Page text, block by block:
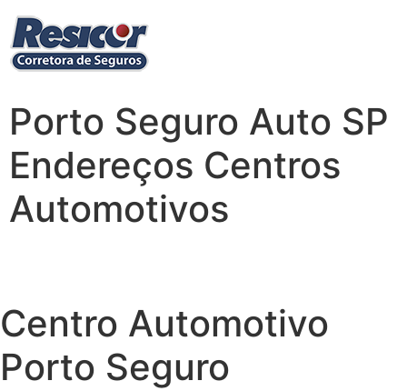
Porto Seguro Auto SP
Endereços Centros
Automotivos
Centro Automotivo
Porto Seguro